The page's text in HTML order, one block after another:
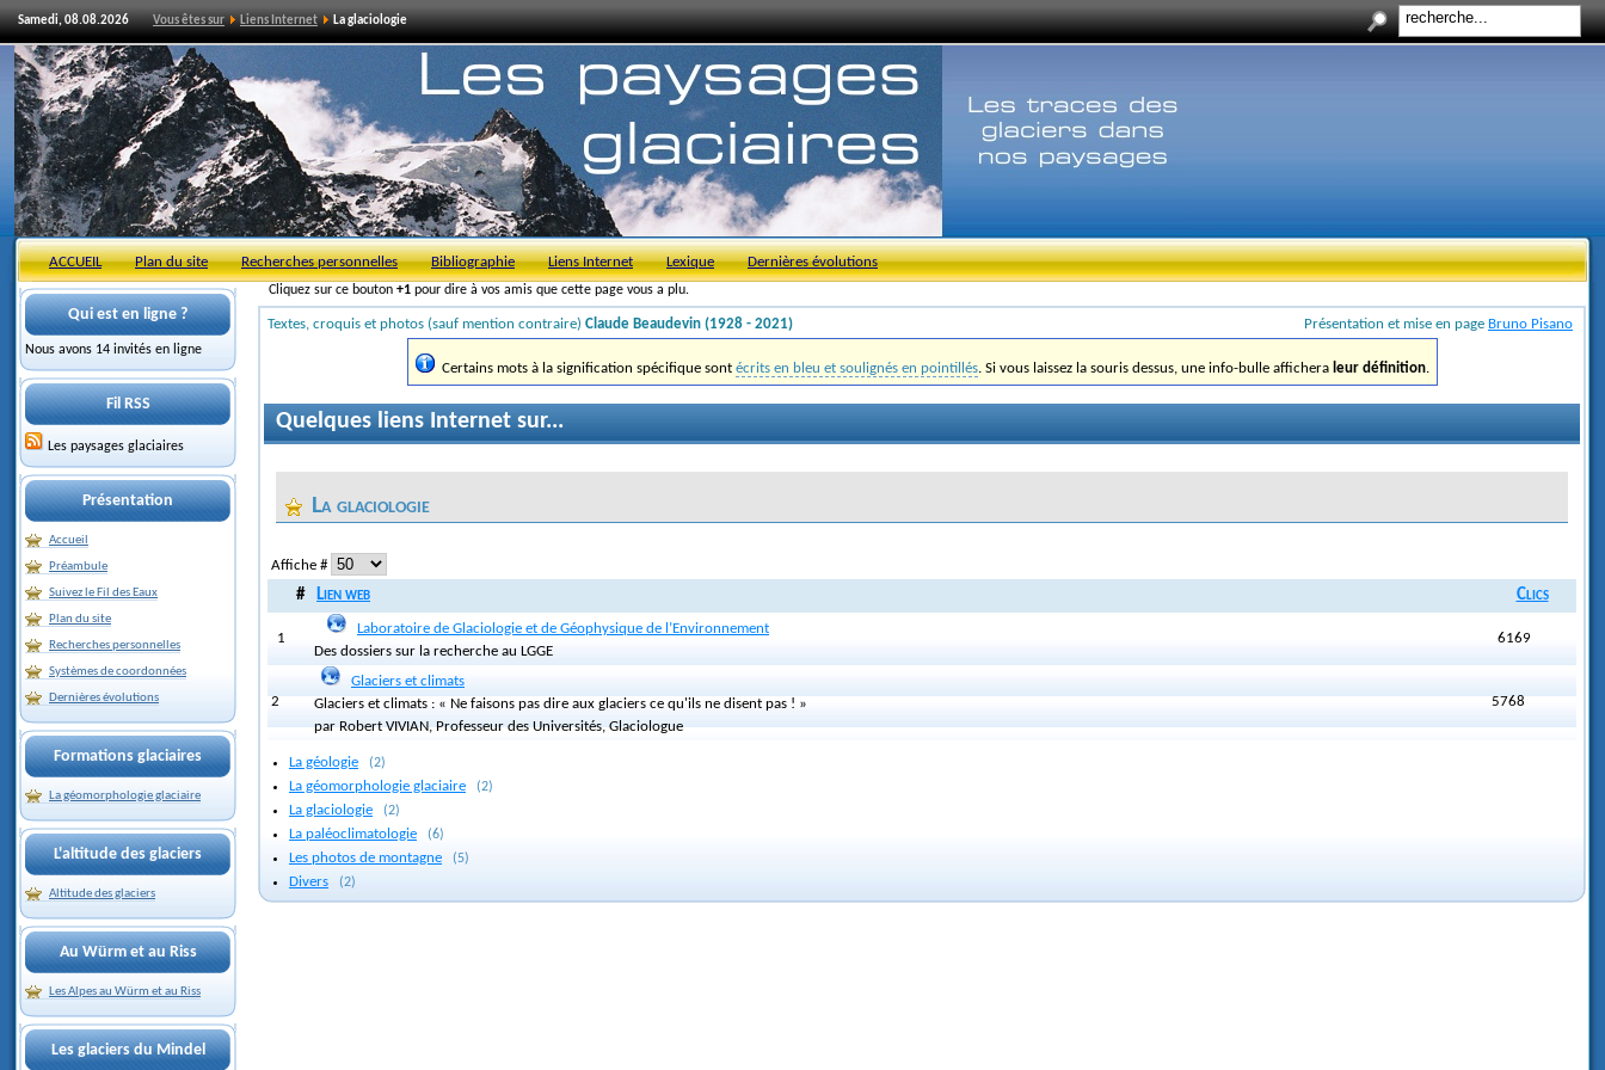
Samedi, 08.08.2026 Vous êtes sur Liens Internet La glaciologie
ACCUEIL Plan du site Recherches personnelles Bibliographie Liens Internet Lexique Dernières évolutions
Cliquez sur ce bouton +1 pour dire à vos amis que cette page vous a plu.
Qui est en ligne ?
Nous avons 14 invités en ligne
Fil RSS
Les paysages glaciaires
Présentation
Accueil
Préambule
Suivez le Fil des Eaux
Plan du site
Recherches personnelles
Systèmes de coordonnées
Dernières évolutions
Formations glaciaires
La géomorphologie glaciaire
L'altitude des glaciers
Altitude des glaciers
Au Würm et au Riss
Les Alpes au Würm et au Riss
Les glaciers du Mindel
Textes, croquis et photos (sauf mention contraire) Claude Beaudevin (1928 - 2021) Présentation et mise en page Bruno Pisano
Certains mots à la signification spécifique sont écrits en bleu et soulignés en pointillés. Si vous laissez la souris dessus, une info-bulle affichera leur définition.
Quelques liens Internet sur...
La glaciologie
Affiche #
# Lien web Clics
1
Laboratoire de Glaciologie et de Géophysique de l’Environnement
Des dossiers sur la recherche au LGGE
6169
2
Glaciers et climats
Glaciers et climats : « Ne faisons pas dire aux glaciers ce qu'ils ne disent pas ! »
par Robert VIVIAN, Professeur des Universités, Glaciologue
5768
La géologie (2)
La géomorphologie glaciaire (2)
La glaciologie (2)
La paléoclimatologie (6)
Les photos de montagne (5)
Divers (2)